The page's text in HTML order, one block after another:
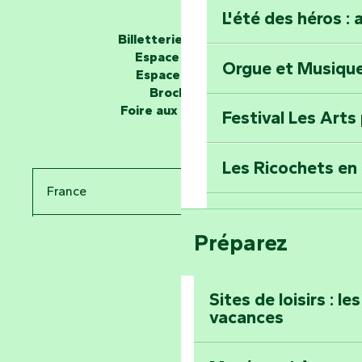
Les passeurs d'histoires
Partez en
Percez les
Voyagez dans le
Maillezais
Montez au
L'été des héros :
Orgue et
Festival Les Arts
Les Ricochets
Tout l'agenda
Préparez
Sites de loisirs :
vacances
Billetterie en ligne
Espace groupe
Espace presse
Brochures
Foire aux questions
France